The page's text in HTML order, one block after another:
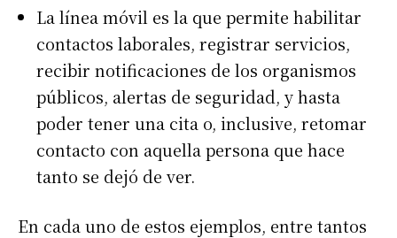
La línea móvil es la que permite habilitar
contactos laborales, registrar servicios,
recibir notificaciones de los organismos
públicos, alertas de seguridad, y hasta
poder tener una cita o, inclusive, retomar
contacto con aquella persona que hace
tanto se dejó de ver.
En cada uno de estos ejemplos, entre tantos